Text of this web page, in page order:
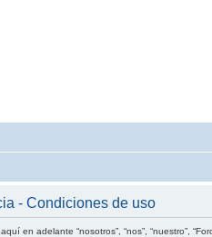
- Condiciones de uso
en adelante “nosotros”, “nos”, “nuestro”,